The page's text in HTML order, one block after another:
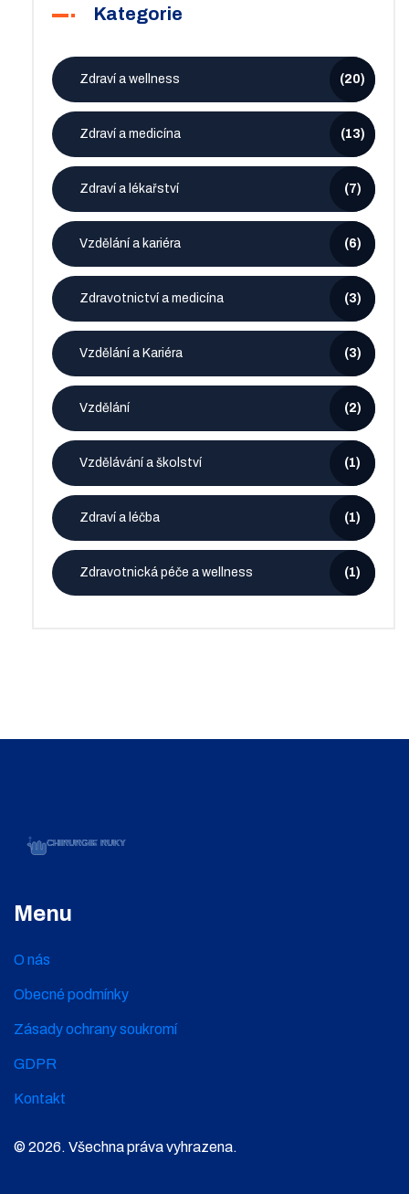
Kategorie
Zdraví a wellness (20)
Zdraví a medicína (13)
Zdraví a lékařství (7)
Vzdělání a kariéra (6)
Zdravotnictví a medicína (3)
Vzdělání a Kariéra (3)
Vzdělání (2)
Vzdělávání a školství (1)
Zdraví a léčba (1)
Zdravotnická péče a wellness (1)
Menu
O nás
Obecné podmínky
Zásady ochrany soukromí
GDPR
Kontakt
© 2026. Všechna práva vyhrazena.